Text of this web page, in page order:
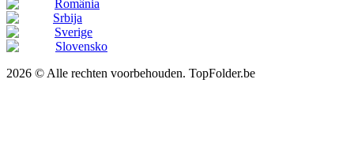
România
Srbija
Sverige
Slovensko
2026 © Alle rechten voorbehouden. TopFolder.be